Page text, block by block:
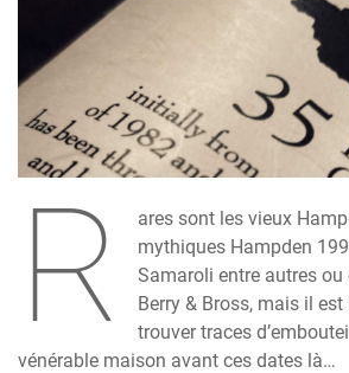
R
ares sont les vieux
mythiques Hampden
Samaroli entre autres
Berry & Bross, mais il
trouver traces
vénérable maison avant ces dates là…